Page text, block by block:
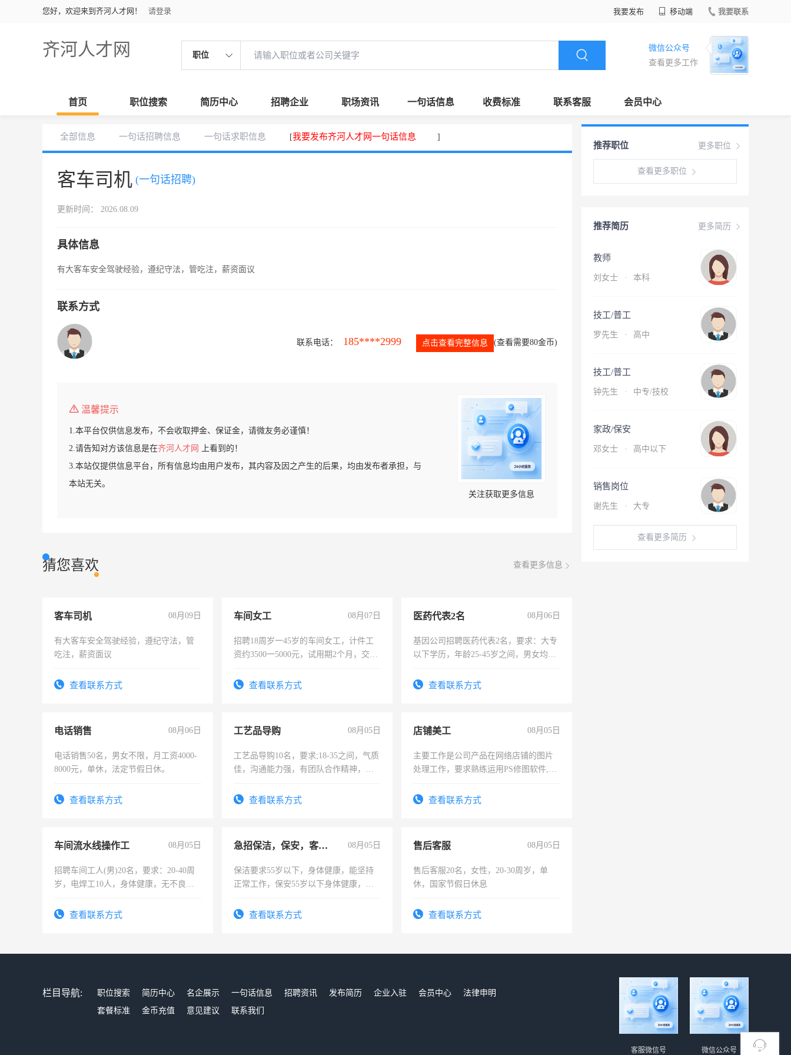
您好，欢迎来到齐河人才网！ 请登录 我要发布 移动端 我要联系
齐河人才网 职位
微信公众号
查看更多工作
首页 职位搜索 简历中心 招聘企业 职场资讯 一句话信息 收费标准 联系客服 会员中心
全部信息 一句话招聘信息 一句话求职信息 [我要发布齐河人才网一句话信息 ]
客车司机 (一句话招聘)
更新时间： 2026.08.09
具体信息
有大客车安全驾驶经验，遵纪守法，管吃注，薪资面议
联系方式
联系电话： 185****2999 点击查看完整信息 (查看需要80金币)
温馨提示
1.本平台仅供信息发布，不会收取押金、保证金，请微友务必谨慎！
2.请告知对方该信息是在齐河人才网
上看到的！
3.本站仅提供信息平台，所有信息均由用户发布，其内容及因之产生的后果，均由发布者承担，与
本站无关。
关注获取更多信息
猜您喜欢 查看更多信息
客车司机 08月09日
有大客车安全驾驶经验，遵纪守法，管
吃注，薪资面议
查看联系方式
车间女工 08月07日
招聘18周岁一45岁的车间女工，计件工
资约3500一5000元，试用期2个月，交五
查看联系方式
医药代表2名 08月06日
基因公司招聘医药代表2名，要求：大专
以下学历，年龄25-45岁之间，男女均
表或者有医学资质的优先，底薪+绩效，
查看联系方式
电话销售 08月06日
电话销售50名，男女不限，月工资4000-
8000元，单休，法定节假日休。
查看联系方式
工艺品导购 08月05日
工艺品导购10名，要求;18-35之间，气质
佳，沟通能力强，有团队合作精神，有
查看联系方式
店铺美工 08月05日
主要工作是公司产品在网络店铺的图片
处理工作，要求熟练运用PS修图软件,工
查看联系方式
车间流水线操作工 08月05日
招聘车间工人(男)20名，要求：20-40周
岁，电焊工10人，身体健康，无不良嗜
宿，免费发放劳保用品，两班倒，每月
查看联系方式
急招保洁，保安，客服，工程 08月05日
保洁要求55岁以下，身体健康，能坚持
正常工作，保安55岁以下身体健康，有
录，客服要求45岁以下高中以上文化，
查看联系方式
售后客服 08月05日
售后客服20名，女性，20-30周岁，单
休，国家节假日休息
查看联系方式
更多职位
推荐职位
查看更多职位
更多简历
推荐简历
教师
刘女士 · 本科
技工/普工
罗先生 · 高中
技工/普工
钟先生 · 中专/技校
家政/保安
邓女士 · 高中以下
销售岗位
谢先生 · 大专
查看更多简历
栏目导航: 职位搜索 简历中心 名企展示 一句话信息 招聘资讯 发布简历 企业入驻 会员中心
法律申明
套餐标准
金币充值 意见建议 联系我们
微信公众号
客服微信号